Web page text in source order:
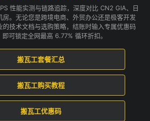
性能实测与链路追踪，深度对比 CN2 GIA、日
房。无论您是跨境电商、外贸办公还是极客开发
的技术文档与选购策略，结账时输入专属优惠码
即可锁定全网最高 6.77% 循环折扣。
搬瓦工套餐汇总
搬瓦工购买教程
搬瓦工优惠码